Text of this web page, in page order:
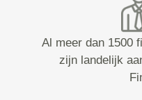
Al meer dan 1500
zijn landelijk